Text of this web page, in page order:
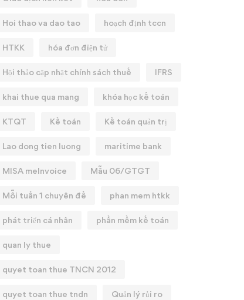
Hoi thao va dao tao hoạch định tccn
HTKK hóa đơn điện tử
Hội thảo cập nhật chính sách thuế IFRS
khai thue qua mang khóa học kế toán
KTQT Kế toán Kế toán quản trị
Lao dong tien luong maritime bank
MISA meInvoice Mẫu 06/GTGT
Mỗi tuần 1 chuyên đề phan mem htkk
phát triển cá nhân phần mềm kế toán
quan ly thue
quyet toan thue TNCN 2012
quyet toan thue tndn Quản lý rủi ro